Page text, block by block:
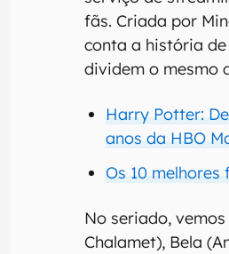
fãs. Criada por
conta a história
dividem o mesmo
Harry Potter:
anos da HBO
Os 10
No seriado,
Chalamet), Bela